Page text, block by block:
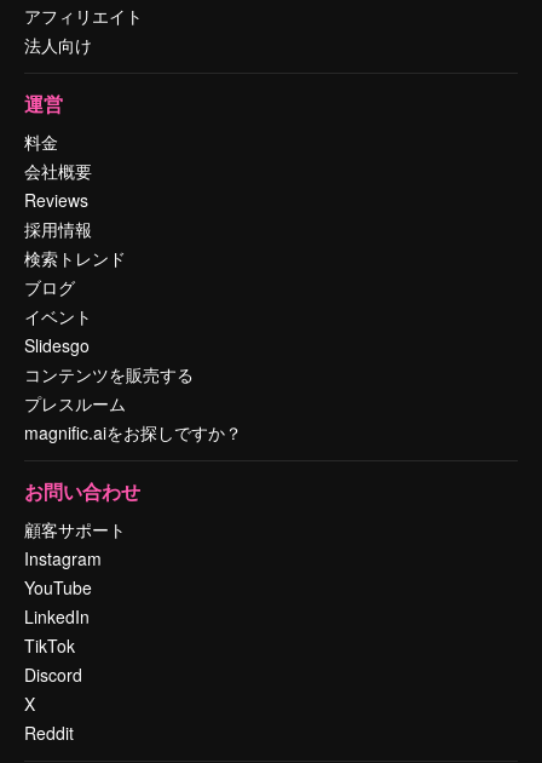
アフィリエイト
法人向け
運営
料金
会社概要
Reviews
採用情報
検索トレンド
ブログ
イベント
Slidesgo
コンテンツを販売する
プレスルーム
magnific.aiをお探しですか？
お問い合わせ
顧客サポート
Instagram
YouTube
LinkedIn
TikTok
Discord
X
Reddit